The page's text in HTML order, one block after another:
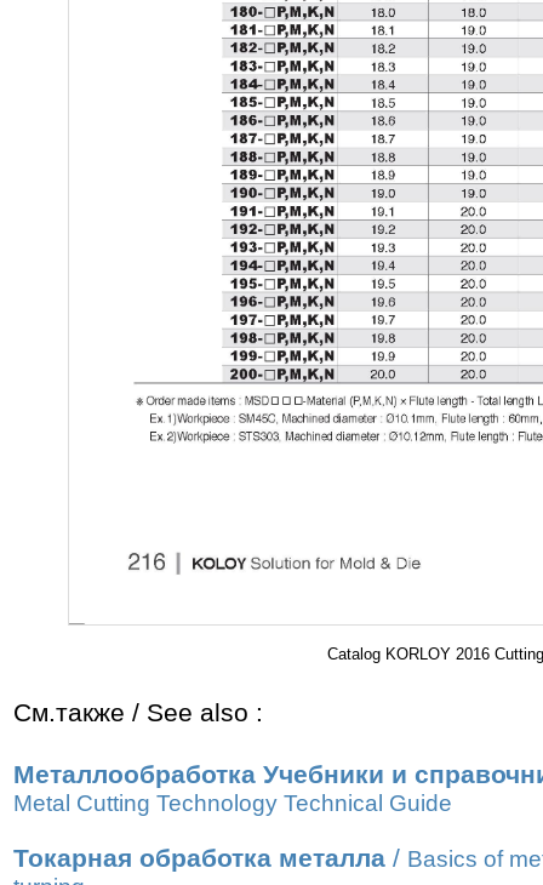
Catalog KORLOY 2016
См.также / See also :
Металлообработка Учебники и
Metal Cutting Technology Technical Guide
Токарная обработка металла / Basics of